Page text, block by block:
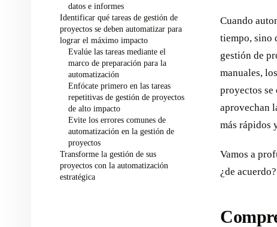
datos e informes
Identificar qué tareas de gestión de
proyectos se deben automatizar para
lograr el máximo impacto
Evalúe las tareas mediante el
marco de preparación para la
automatización
Enfócate primero en las tareas
repetitivas de gestión de proyectos
de alto impacto
Evite los errores comunes de
automatización en la gestión de
proyectos
Transforme la gestión de sus
proyectos con la automatización
estratégica
Cuando
tiempo, sino
gestión de
manuales,
proyectos
aprovechan
más rápidos
Vamos a
¿de acuerdo?